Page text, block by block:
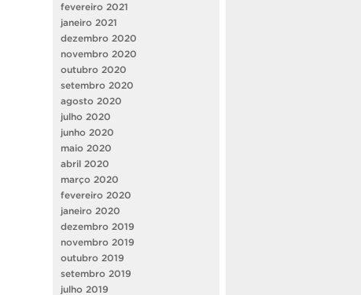
fevereiro 2021
janeiro 2021
dezembro 2020
novembro 2020
outubro 2020
setembro 2020
agosto 2020
julho 2020
junho 2020
maio 2020
abril 2020
março 2020
fevereiro 2020
janeiro 2020
dezembro 2019
novembro 2019
outubro 2019
setembro 2019
julho 2019